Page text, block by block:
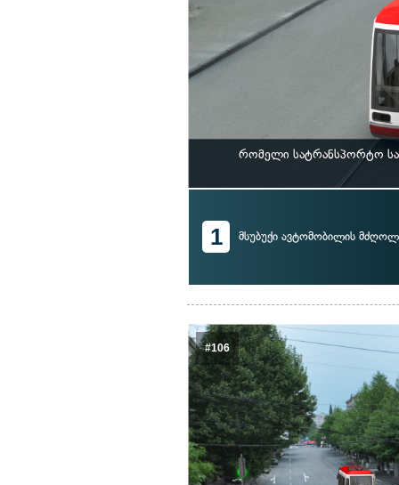
რომელი სატრანსპორტო
1 მსუბუქი ავტომობილის
#106